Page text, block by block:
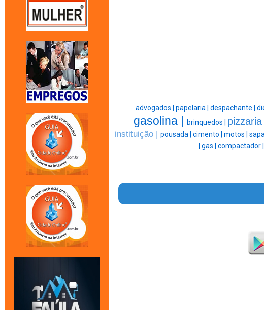
advogados | papelaria | despachante |
gasolina | brinquedos | pizzaria
instituição | pousada | cimento | motos |
gas | compactador |